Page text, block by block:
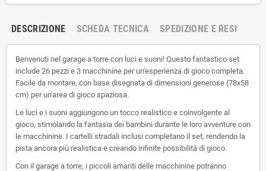
DESCRIZIONE SCHEDA TECNICA SPEDIZIONE E RESI
Benvenuti nel garage a torre con luci e suoni! Questo fantastico set
include 26 pezzi e 3 macchinine per un'esperienza di gioco completa.
Facile da montare, con base disegnata di dimensioni generose (78x58
cm) per un'area di gioco spaziosa.
Le luci e i suoni aggiungono un tocco realistico e coinvolgente al
gioco, stimolando la fantasia dei bambini durante le loro avventure con
le macchinine. I cartelli stradali inclusi completano il set, rendendo la
pista ancora più realistica e creando infinite possibilità di gioco.
Con il garage a torre, i piccoli amanti delle macchinine potranno